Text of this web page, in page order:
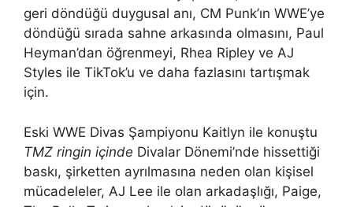
geri döndüğü duygusal anı, CM Punk’ın WWE’ye
döndüğü sırada sahne arkasında olmasını, Paul
Heyman’dan öğrenmeyi, Rhea Ripley ve AJ
Styles ile TikTok’u ve daha fazlasını tartışmak
için.
Eski WWE Divas Şampiyonu Kaitlyn ile konuştu
TMZ ringin içinde Divalar Dönemi’nde hissettiği
baskı, şirketten ayrılmasına neden olan kişisel
mücadeleler, AJ Lee ile olan arkadaşlığı, Paige,